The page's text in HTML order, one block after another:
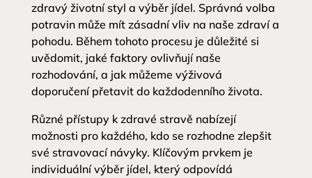
zdravý životní styl a výběr jídel. Správná volba
potravin může mít zásadní vliv na naše zdraví a
pohodu. Během tohoto procesu je důležité si
uvědomit, jaké faktory ovlivňují naše
rozhodování, a jak můžeme výživová
doporučení přetavit do každodenního života.
Různé přístupy k zdravé stravě nabízejí
možnosti pro každého, kdo se rozhodne zlepšit
své stravovací návyky. Klíčovým prvkem je
individuální výběr jídel, který odpovídá